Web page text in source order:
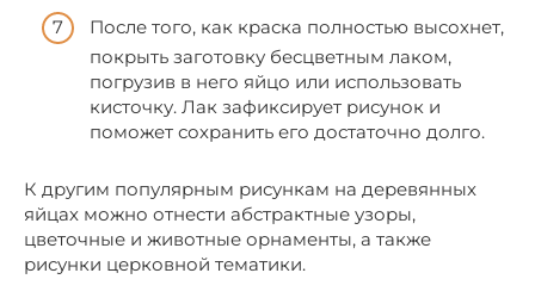
После того, как краска полностью высохнет,
покрыть заготовку бесцветным лаком,
погрузив в него яйцо или использовать
кисточку. Лак зафиксирует рисунок и
поможет сохранить его достаточно долго.
К другим популярным рисункам на деревянных
яйцах можно отнести абстрактные узоры,
цветочные и животные орнаменты, а также
рисунки церковной тематики.